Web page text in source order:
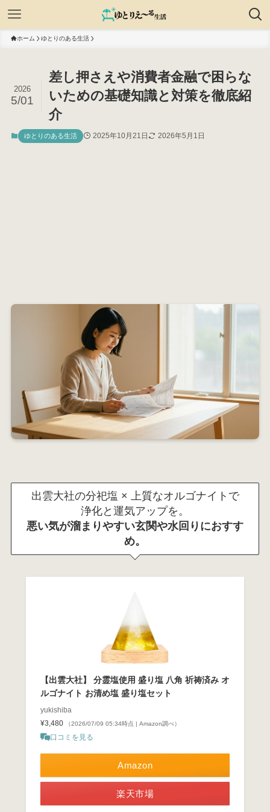
ホーム ゆとりのある生活
差し押さえや消費者金融で困らな
いための基礎知識と対策を徹底紹
介
2026
5/01
ゆとりのある生活 2025年10月21日 2026年5月1日
出雲大社の分祀塩 × 上質なオルゴナイトで
浄化と運気アップを。
悪い気が溜まりやすい玄関や水回りにおすす
め。
【出雲大社】 分霊塩使用 盛り塩 八角 祈祷済み オ
ルゴナイト お清め塩 盛り塩セット
yukishiba
¥3,480
（2026/07/09 05:34時点 | Amazon調べ）
口コミを見る
Amazon
楽天市場